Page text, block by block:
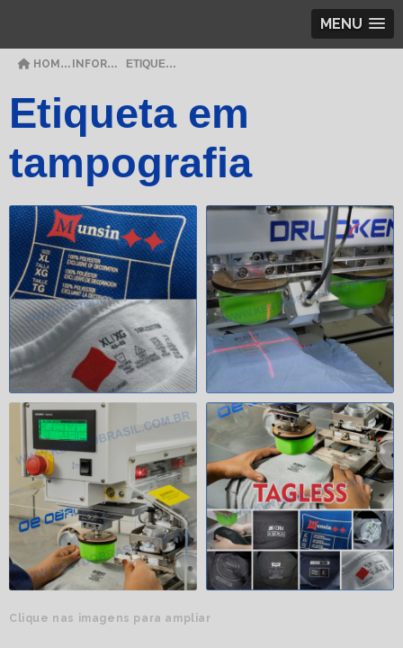
MENU
HOME ❱INFORMAÇÕES ❱ETIQUETA EM TAMPOGRAFIA
Etiqueta em
tampografia
Clique nas imagens para ampliar